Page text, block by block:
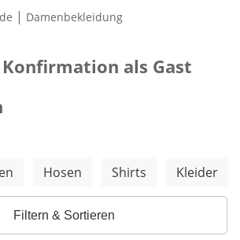
| Damenbekleidung
als Gast
überspringen
Hosen Shirts Kleider
Filtern & Sortieren